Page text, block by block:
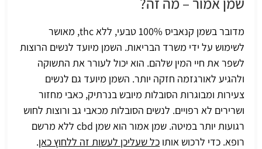
מדובר בשמן קנאביס 100% טבעי, ללא thc, מאושר
לשימוש על ידי משרד הבריאות. השמן מיועד לנשים הרוצות
לשפר את חיי המין שלהם. הוא יכול לעורר את התשוקה
ולהגיע לאורגזמה חזקה יותר. השמן מיועד גם לנשים
צעירות ומבוגרות הסובלות מיובש בנרתיק, כאבי מחזור
ושרירים לא רפויים. לנשים הסובלות מכאבי גב ורוצות לחוש
רגועות יותר במיטה. שמן אמור הוא שמן cbd ללא מרשם
רופא. כדי לרכוש אותו כל שעליכן לעשות זה ללחוץ כאן.